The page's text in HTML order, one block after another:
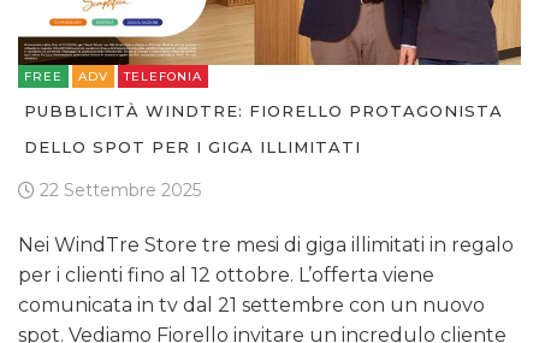
FREE ADV TELEFONIA
PUBBLICITÀ WINDTRE: FIORELLO PROTAGONISTA
DELLO SPOT PER I GIGA ILLIMITATI
22 Settembre 2025
Nei WindTre Store tre mesi di giga illimitati in regalo
per i clienti fino al 12 ottobre. L’offerta viene
comunicata in tv dal 21 settembre con un nuovo
spot. Vediamo Fiorello invitare un incredulo cliente